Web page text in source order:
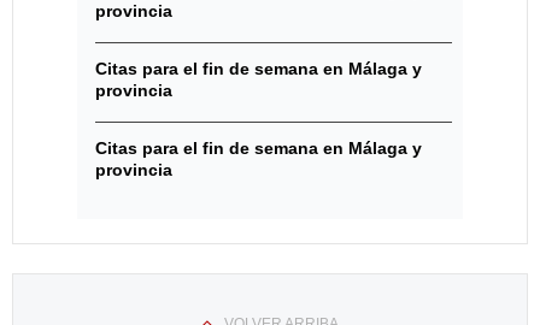
provincia
Citas para el fin de semana en Málaga y
provincia
Citas para el fin de semana en Málaga y
provincia